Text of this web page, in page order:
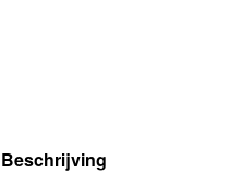
Beschrijving